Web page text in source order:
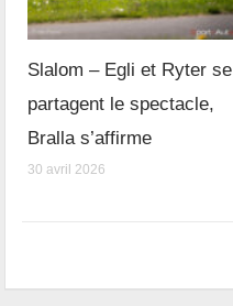
Slalom – Egli et Ryter se
partagent le spectacle,
Bralla s’affirme
30 avril 2026